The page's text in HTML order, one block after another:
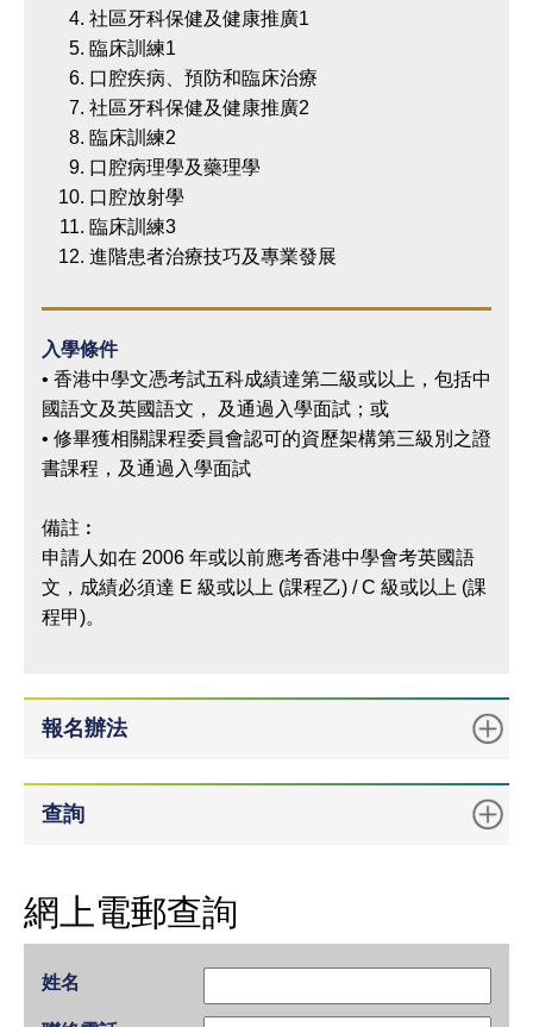
社區牙科保健及健康推廣1
臨床訓練1
口腔疾病、預防和臨床治療
社區牙科保健及健康推廣2
臨床訓練2
口腔病理學及藥理學
口腔放射學
臨床訓練3
進階患者治療技巧及專業發展
入學條件
• 香港中學文憑考試五科成績達第二級或以上，包括中
國語文及英國語文， 及通過入學面試；或
• 修畢獲相關課程委員會認可的資歷架構第三級別之證
書課程，及通過入學面試
備註︰
申請人如在 2006 年或以前應考香港中學會考英國語
文，成績必須達 E 級或以上 (課程乙) / C 級或以上 (課
程甲)。
報名辦法
查詢
網上電郵查詢
姓名